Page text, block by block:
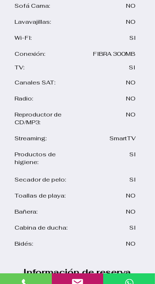
​Sofá Cama: NO
Lavavajillas: NO
Wi-FI: SI
Conexión:
FIBRA 300MB
TV:
SI
Canales SAT:
NO
Radio: NO
​Reproductor de
CD/MP3:
NO
Streaming: SmartTV
​Productos de
higiene:
SI
Secador de pelo: SI
​Toallas de playa: NO
​Bañera: NO
Cabina de ducha: SI
Bidés: NO
Información de reserva